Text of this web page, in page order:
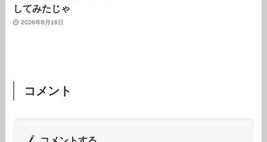
してみたじゃ
2026年6月16日
コメント